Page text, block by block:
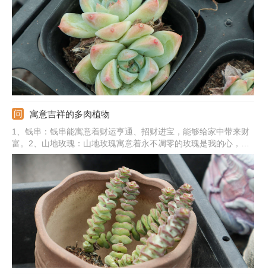
肥一次，选稀释的肥液，营养足长势更旺盛。
寓意吉祥的多肉植物
1、钱串：钱串能寓意着财运亨通、招财进宝，能够给家中带来财
富。2、山地玫瑰：山地玫瑰寓意着永不凋零的玫瑰是我的心，能
象征爱情。3、佛珠：佛珠能寓意着吉祥、如意，给人们带来好运
气。4、熊童子：熊童子的寓意是玲珑优雅，也有较好的观赏性。
5、其他植物：还有爱之蔓、心叶球兰、玉露、火祭、吸财树、红
宝石等。